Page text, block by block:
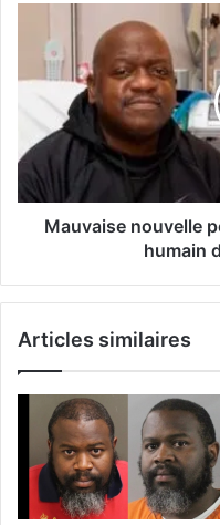
Mauvaise nouvelle
humain
Articles similaires